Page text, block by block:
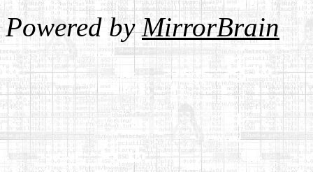
Powered byMirrorBrain